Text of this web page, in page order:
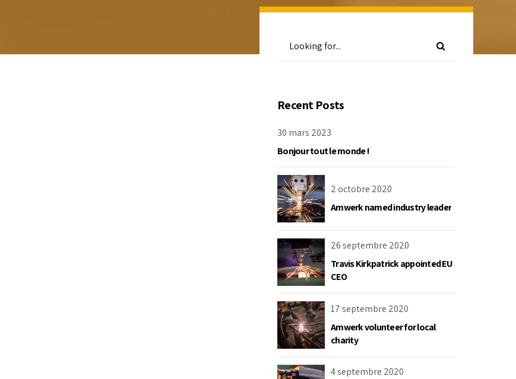
Recent Posts
30 mars 2023
Bonjour tout le monde !
2 octobre 2020
Amwerk named industry leader
26 septembre 2020
Travis Kirkpatrick appointed EU
CEO
17 septembre 2020
Amwerk volunteer for local
charity
4 septembre 2020